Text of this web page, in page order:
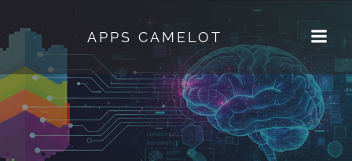
contenido
APPS CAMELOT